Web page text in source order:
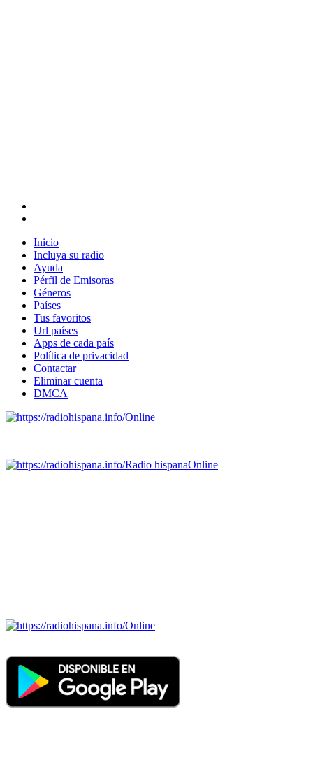
Inicio
Incluya su radio
Ayuda
Pérfil de Emisoras
Géneros
Países
Tus favoritos
Url países
Apps de cada país
Política de privacidad
Contactar
Eliminar cuenta
DMCA
Online
Radio hispanaOnline
Online